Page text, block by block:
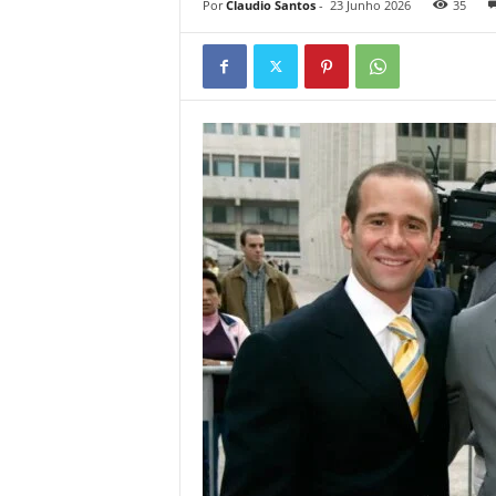
Por Claudio Santos- 23 Junho 2026 35